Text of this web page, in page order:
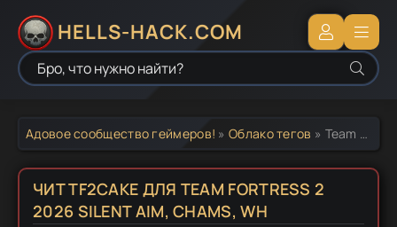
HELLS-HACK.COM
Адовое сообщество геймеров! »Облако тегов » Team Fortress 2 читы
ЧИТ TF2CAKE ДЛЯ TEAM FORTRESS 2
2026 SILENT AIM, CHAMS, WH